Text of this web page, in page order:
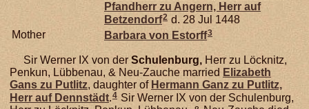
Pfandherr zu Angern, Herr auf
Betzendorf2 d. 28 Jul 1448
Mother
Barbara von Estorff3
Sir Werner IX von der Schulenburg, Herr zu Löcknitz,
Penkun, Lübbenau, & Neu-Zauche married Elizabeth
Gans zu Putlitz, daughter of Hermann Ganz zu Putlitz,
Herr auf Dennstädt.4 Sir Werner IX von der Schulenburg,